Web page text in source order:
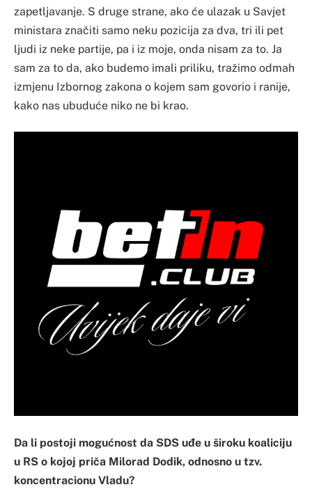
zapetljavanje. S druge strane, ako će ulazak u Savjet
ministara značiti samo neku pozicija za dva, tri ili pet
ljudi iz neke partije, pa i iz moje, onda nisam za to. Ja
sam za to da, ako budemo imali priliku, tražimo odmah
izmjenu Izbornog zakona o kojem sam govorio i ranije,
kako nas ubuduće niko ne bi krao.
Da li postoji mogućnost da SDS uđe u široku koaliciju
u RS o kojoj priča Milorad Dodik, odnosno u tzv.
koncentracionu Vladu?